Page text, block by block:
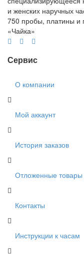
и женских наручных
750 пробы, платины и
«Чайка»
Сервис
О компании
Мой аккаунт
История заказов
Отложенные товары
Контакты
Инструкции к часам